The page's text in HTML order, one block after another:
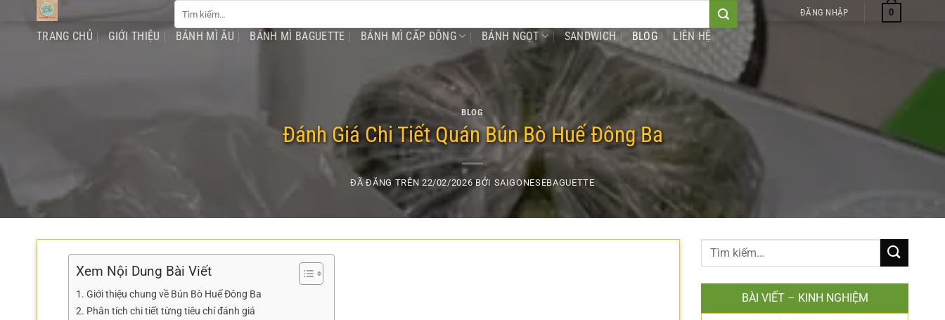
kiếm:
ĐĂNG NHẬP 0
TRANG CHỦ GIỚI THIỆU BÁNH MÌ ÂU BÁNH MÌ BAGUETTE BÁNH MÌ CẤP ĐÔNG BÁNH NGỌT SANDWICH BLOG LIÊN HỆ
BLOG
Đánh Giá Chi Tiết Quán Bún Bò Huế Đông Ba
ĐÃ ĐĂNG TRÊN 22/02/2026 BỞI SAIGONESEBAGUETTE
Xem Nội Dung Bài Viết
Giới thiệu chung về Bún Bò Huế Đông Ba
Phân tích chi tiết từng tiêu chí đánh giá
BÀI VIẾT – KINH NGHIỆM